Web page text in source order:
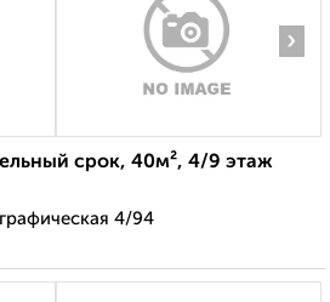
›
срок, 40м², 4/9 этаж
4/94